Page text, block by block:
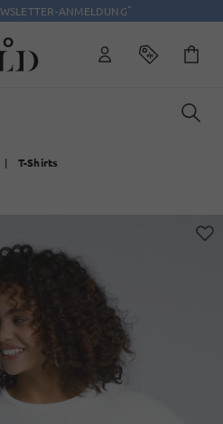
ANMELDUNG*
| T-Shirts